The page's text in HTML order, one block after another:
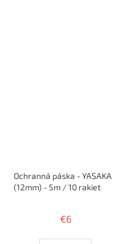
Ochranná páska - YASAKA
(12mm) - 5m / 10 rakiet
€6